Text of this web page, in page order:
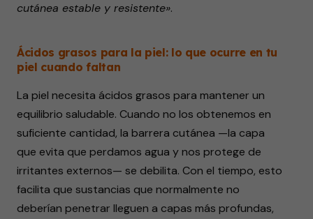
cutánea estable y resistente».
Ácidos grasos para la piel: lo que ocurre en tu
piel cuando faltan
La piel necesita ácidos grasos para mantener un
equilibrio saludable. Cuando no los obtenemos en
suficiente cantidad, la barrera cutánea —la capa
que evita que perdamos agua y nos protege de
irritantes externos— se debilita. Con el tiempo, esto
facilita que sustancias que normalmente no
deberían penetrar lleguen a capas más profundas,